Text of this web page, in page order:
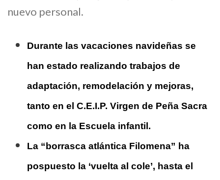
nuevo personal.
Durante las vacaciones navideñas se
han estado realizando trabajos de
adaptación, remodelación y mejoras,
tanto en el C.E.I.P. Virgen de Peña Sacra
como en la Escuela infantil.
La “borrasca atlántica Filomena” ha
pospuesto la ‘vuelta al cole’, hasta el